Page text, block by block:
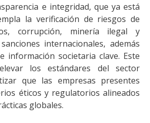
e integridad, que ya está
la verificación de riesgos de
corrupción, minería ilegal y
internacionales, además
información societaria clave. Este
los estándares del sector
que las empresas presentes
éticos y regulatorios alineados
globales.